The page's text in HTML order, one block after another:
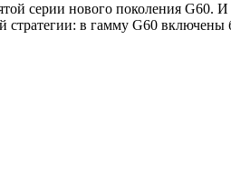
серии нового поколения G60. И
стратегии: в гамму G60